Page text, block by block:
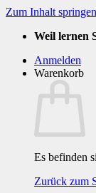
Zum Inhalt springen
Weil lernen
Anmelden
Warenkorb
Es befinden
Zurück zum